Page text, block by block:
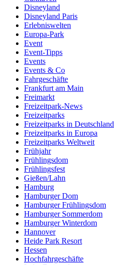
Disneyland
Disneyland Paris
Erlebniswelten
Europa-Park
Event
Event-Tipps
Events
Events & Co
Fahrgeschäfte
Frankfurt am Main
Freimarkt
Freizeitpark-News
Freizeitparks
Freizeitparks in Deutschland
Freizeitparks in Europa
Freizeitparks Weltweit
Frühjahr
Frühlingsdom
Frühlingsfest
Gießen/Lahn
Hamburg
Hamburger Dom
Hamburger Frühlingsdom
Hamburger Sommerdom
Hamburger Winterdom
Hannover
Heide Park Resort
Hessen
Hochfahrgeschäfte